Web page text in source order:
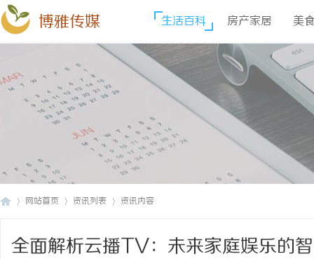
博雅传媒 生活百科 房产家居 美
网站首页 资讯列表 资讯内容
全面解析云播TV：未来家庭娱乐的